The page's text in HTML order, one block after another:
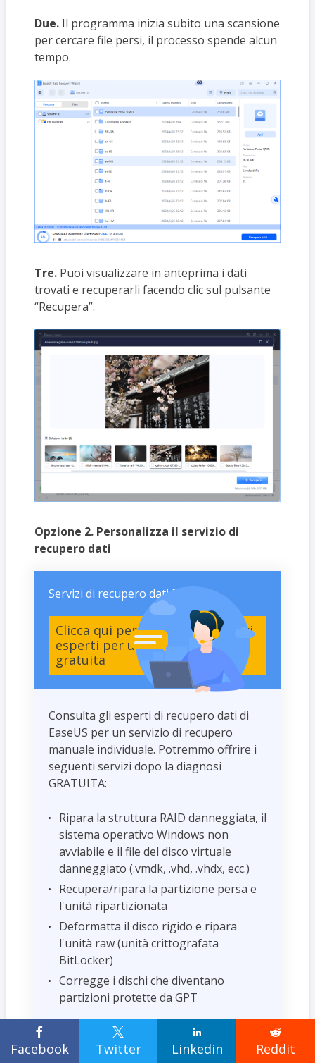

Facebook

Twitter

Linkedin

Reddit
Due.Il programma inizia subito una scansione
per cercare file persi, il processo spende alcun
tempo.
Tre.Puoi visualizzare in anteprima i dati
trovati e recuperarli facendo clic sul pulsante
“Recupera”.
Opzione 2. Personalizza il servizio di
recupero dati
Servizi di recupero dati EaseUS
Clicca qui per contattare i nostri
esperti per una valutazione
gratuita
Consulta gli esperti di recupero dati di
EaseUS per un servizio di recupero
manuale individuale. Potremmo offrire i
seguenti servizi dopo la diagnosi
GRATUITA:
Ripara la struttura RAID danneggiata, il
sistema operativo Windows non
avviabile e il file del disco virtuale
danneggiato (.vmdk, .vhd, .vhdx, ecc.)
Recupera/ripara la partizione persa e
l'unità ripartizionata
Deformatta il disco rigido e ripara
l'unità raw (unità crittografata
BitLocker)
Corregge i dischi che diventano
partizioni protette da GPT